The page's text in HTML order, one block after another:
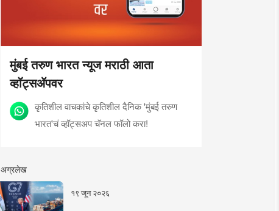
मुंबई तरुण भारत न्यूज मराठी आता
व्हॉट्सॲपवर
कृतिशील वाचकांचे कृतिशील दैनिक 'मुंबई तरुण
भारत'चं व्हॉट्सअप चॅनल फॉलो करा!
अग्रलेख
१९ जून २०२६